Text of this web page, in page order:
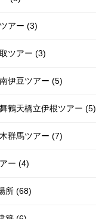
アー (3)
ツアー (3)
伊豆ツアー (5)
鶴天橋立伊根ツアー (5)
群馬ツアー (7)
ー (4)
所 (68)